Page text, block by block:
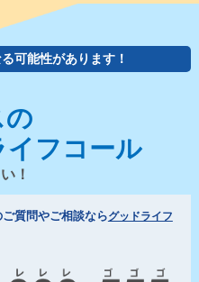
可能性があります！
の
イフコール
！
質問やご相談ならグッドライフ